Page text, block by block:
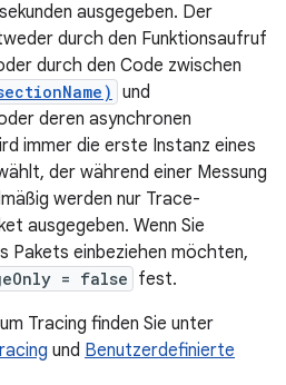
ausgegeben. Der
durch den Funktionsaufruf
durch den Code zwischen
und
deren asynchronen
immer die erste Instanz eines
der während einer Messung
werden nur Trace-
ausgegeben. Wenn Sie
Pakets einbeziehen möchten,
= false fest.
Tracing finden Sie unter
und Benutzerdefinierte